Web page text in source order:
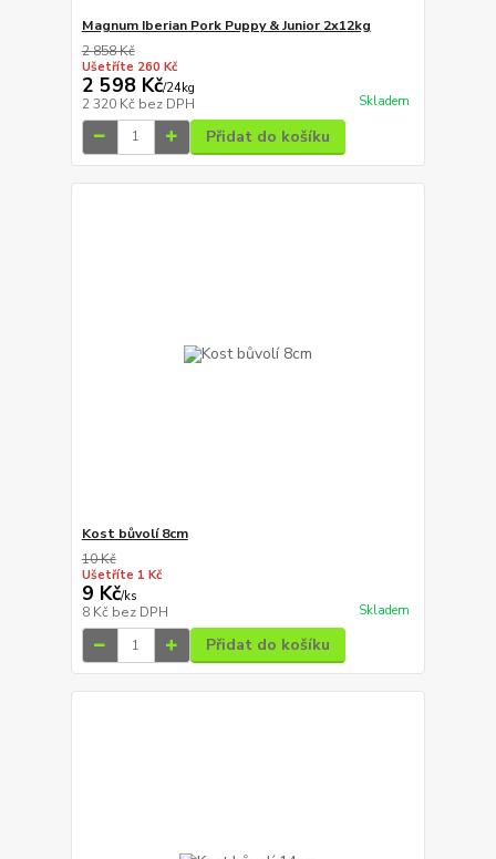
Magnum Iberian Pork Puppy & Junior 2x12kg
2 858 Kč
Ušetříte 260 Kč
2 598 Kč/24kg
2 320 Kč bez DPH Skladem
Přidat do košíku
Kost bůvolí 8cm
10 Kč
Ušetříte 1 Kč
9 Kč/ks
8 Kč bez DPH Skladem
Přidat do košíku